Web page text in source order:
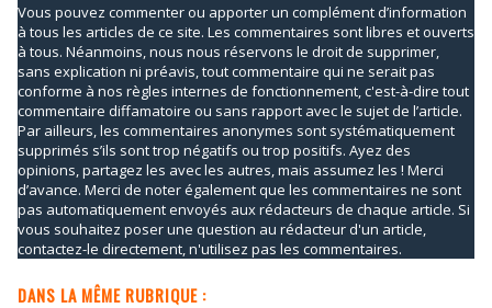
Vous pouvez commenter ou apporter un complément d’information
à tous les articles de ce site. Les commentaires sont libres et ouverts
à tous. Néanmoins, nous nous réservons le droit de supprimer,
sans explication ni préavis, tout commentaire qui ne serait pas
conforme à nos règles internes de fonctionnement, c'est-à-dire tout
commentaire diffamatoire ou sans rapport avec le sujet de l’article.
Par ailleurs, les commentaires anonymes sont systématiquement
supprimés s’ils sont trop négatifs ou trop positifs. Ayez des
opinions, partagez les avec les autres, mais assumez les ! Merci
d’avance. Merci de noter également que les commentaires ne sont
pas automatiquement envoyés aux rédacteurs de chaque article. Si
vous souhaitez poser une question au rédacteur d'un article,
contactez-le directement, n'utilisez pas les commentaires.
DANS LA MÊME RUBRIQUE :